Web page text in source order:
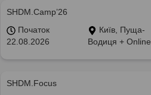
SHDM.Camp’26
Початок
22.08.2026
Київ, Пуща-
Водиця + Online
SHDM.Focus